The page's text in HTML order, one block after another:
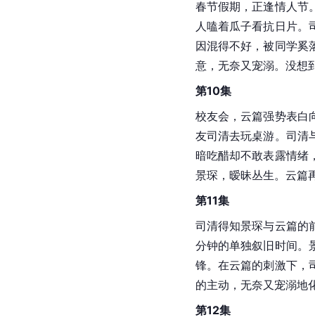
春节假期，正逢情人节
人嗑着瓜子看抗日片。
因混得不好，被同学奚
意，无奈又宠溺。没想
第10集
校友会，云篇强势表白
友司清去玩桌游。司清
暗吃醋却不敢表露情绪
景琛，暧昧丛生。云篇
第11集
司清得知景琛与云篇的
分钟的单独叙旧时间。
锋。在云篇的刺激下，
的主动，无奈又宠溺地
第12集